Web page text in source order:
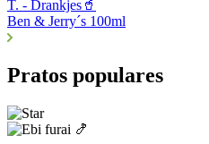
T. - Drankjes🥤
Ben & Jerry´s 100ml
Pratos populares